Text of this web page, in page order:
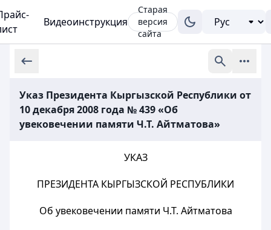
Видеоинструкция
Старая
версия
сайта
Указ Президента Кыргызской Республики от
10 декабря 2008 года № 439 «Об
увековечении памяти Ч.Т. Айтматова»
УКАЗ
ПРЕЗИДЕНТА КЫРГЫЗСКОЙ РЕСПУБЛИКИ
Об увековечении памяти Ч.Т. Айтматова